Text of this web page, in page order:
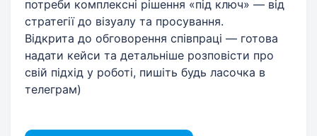
потреби комплексні рішення «під ключ» — від
стратегії до візуалу та просування.
Відкрита до обговорення співпраці — готова
надати кейси та детальніше розповісти про
свій підхід у роботі, пишіть будь ласочка в
телеграм)